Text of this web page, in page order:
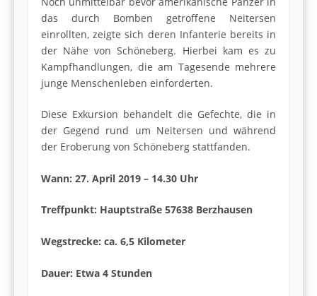
das durch Bomben getroffene Neitersen
einrollten, zeigte sich deren Infanterie bereits in
der Nähe von Schöneberg. Hierbei kam es zu
Kampfhandlungen, die am Tagesende mehrere
junge Menschenleben einforderten.
Diese Exkursion behandelt die Gefechte, die in
der Gegend rund um Neitersen und während
der Eroberung von Schöneberg stattfanden.
Wann: 27. April 2019 – 14.30 Uhr
Treffpunkt: Hauptstraße 57638 Berzhausen
Wegstrecke: ca. 6,5 Kilometer
Dauer: Etwa 4 Stunden